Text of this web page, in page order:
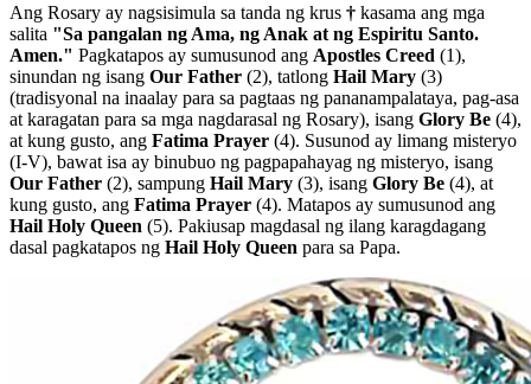
Ang Rosary ay nagsisimula sa tanda ng krus † kasama ang mga
salita "Sa pangalan ng Ama, ng Anak at ng Espiritu Santo.
Amen." Pagkatapos ay sumusunod ang Apostles Creed (1),
sinundan ng isang Our Father (2), tatlong Hail Mary (3)
(tradisyonal na inaalay para sa pagtaas ng pananampalataya, pag-asa
at karagatan para sa mga nagdarasal ng Rosary), isang Glory Be (4),
at kung gusto, ang Fatima Prayer (4). Susunod ay limang misteryo
(I-V), bawat isa ay binubuo ng pagpapahayag ng misteryo, isang
Our Father (2), sampung Hail Mary (3), isang Glory Be (4), at
kung gusto, ang Fatima Prayer (4). Matapos ay sumusunod ang
Hail Holy Queen (5). Pakiusap magdasal ng ilang karagdagang
dasal pagkatapos ng Hail Holy Queen para sa Papa.